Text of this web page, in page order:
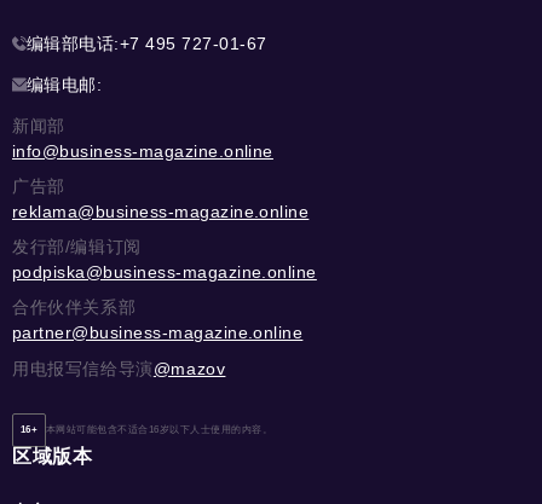
编辑部电话:+7 495 727-01-67
编辑电邮:
新闻部
info@business-magazine.online
广告部
reklama@business-magazine.online
发行部/编辑订阅
podpiska@business-magazine.online
合作伙伴关系部
partner@business-magazine.online
用电报写信给导演@mazov
16+ 本网站可能包含不适合16岁以下人士使用的内容。
区域版本